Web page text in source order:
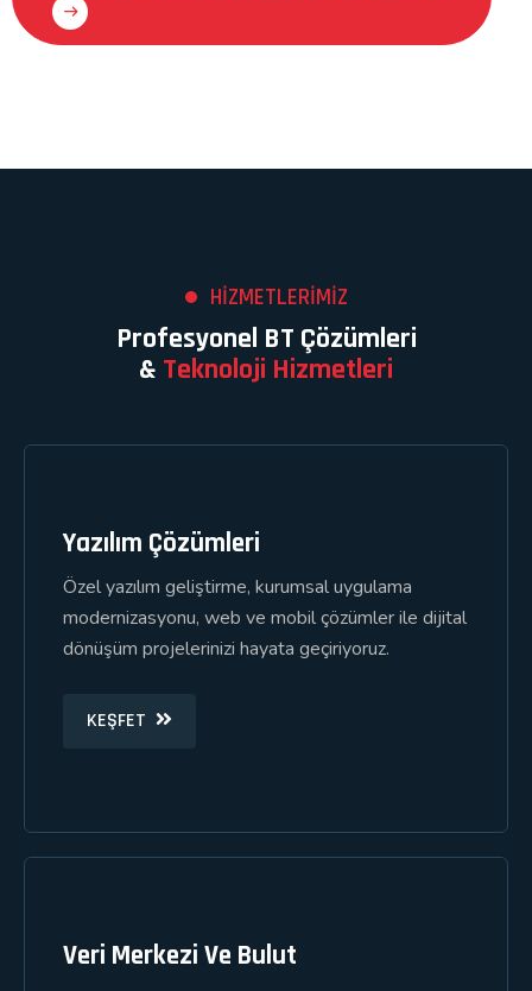
HİZMETLERİMİZ
Profesyonel BT Çözümleri
& Teknoloji Hizmetleri
Yazılım Çözümleri
Özel yazılım geliştirme, kurumsal uygulama
modernizasyonu, web ve mobil çözümler ile dijital
dönüşüm projelerinizi hayata geçiriyoruz.
KEŞFET
Veri Merkezi Ve Bulut